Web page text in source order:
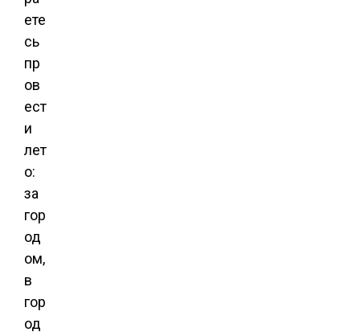
ете
сь
пр
ов
ест
и
лет
о:
за
гор
од
ом,
в
гор
од